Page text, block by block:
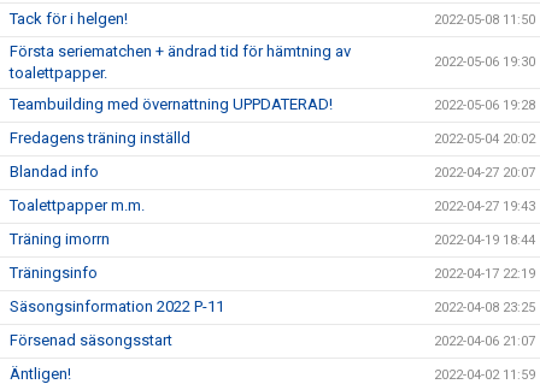
Tack för i helgen! 2022-05-08 11:50
Första seriematchen + ändrad tid för hämtning av
toalettpapper.
2022-05-06 19:30
Teambuilding med övernattning UPPDATERAD! 2022-05-06 19:28
Fredagens träning inställd 2022-05-04 20:02
Blandad info 2022-04-27 20:07
Toalettpapper m.m. 2022-04-27 19:43
Träning imorrn 2022-04-19 18:44
Träningsinfo 2022-04-17 22:19
Säsongsinformation 2022 P-11 2022-04-08 23:25
Försenad säsongsstart 2022-04-06 21:07
Äntligen! 2022-04-02 11:59